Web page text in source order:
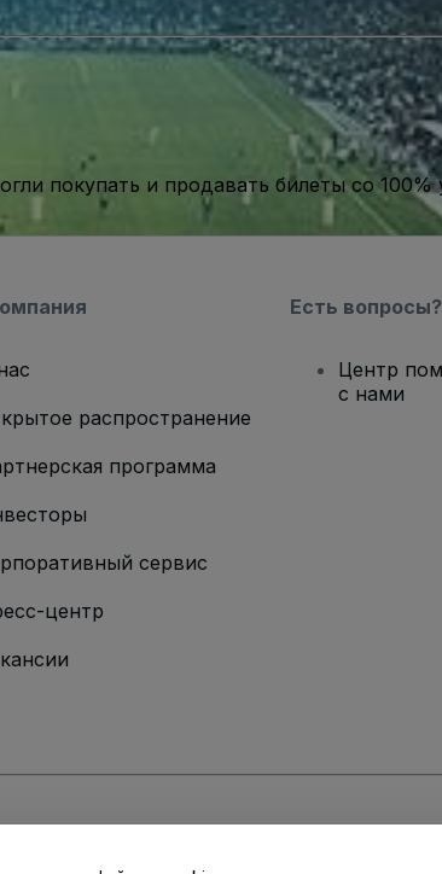
покупать и продавать билеты со 100%
распространение
программа
сервис
центр
Есть вопросы?
Центр
с нами